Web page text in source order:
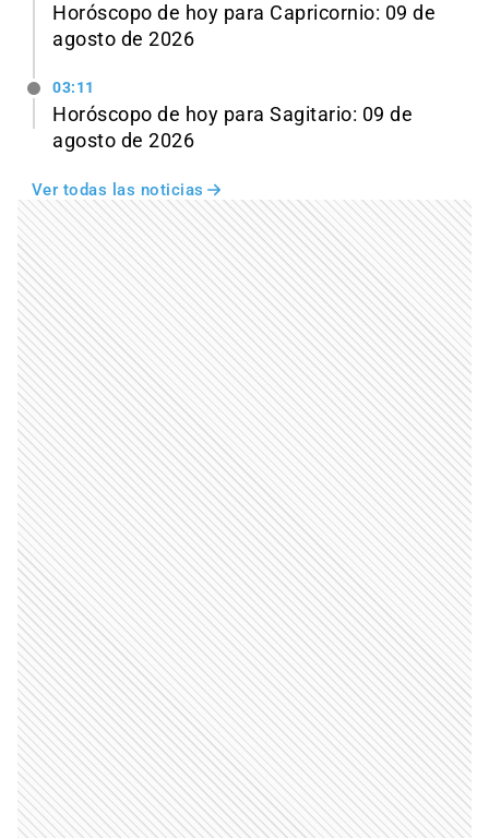
Horóscopo de hoy para Capricornio: 09 de
agosto de 2026
03:11
Horóscopo de hoy para Sagitario: 09 de
agosto de 2026
Ver todas las noticias